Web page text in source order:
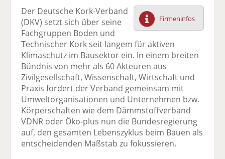
F
ac
e
b
o
o
k
te
il
e
n
tt
er
n
Li
n
k
e
di
te
il
e
n
E
m
ai
v
se
n
d
e
n
ck
e
n
Firmeninfos
Der Deutsche Kork-Verband
(DKV) setzt sich über seine
Fachgruppen Boden und
Technischer Kork seit langem für aktiven
Klimaschutz im Bausektor ein. In einem breiten
Bündnis von mehr als 60 Akteuren aus
Zivilgesellschaft, Wissenschaft, Wirtschaft und
Praxis fordert der Verband gemeinsam mit
Umweltorganisationen und Unternehmen bzw.
Körperschaften wie dem Dämmstoffverband
VDNR oder Öko-plus nun die Bundesregierung
auf, den gesamten Lebenszyklus beim Bauen als
entscheidenden Maßstab zu fokussieren.